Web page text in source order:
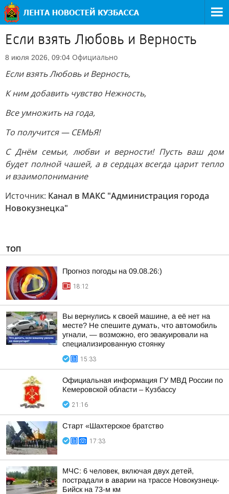
Если взять Любовь и Верность
8 июля 2026, 09:04 Официально
Если взять Любовь и Верность,
К ним добавить чувство Нежность,
Все умножить на года,
То получится — СЕМЬЯ!
С Днём семьи, любви и верности! Пусть ваш дом
будет полной чашей, а в сердцах всегда царит тепло
и взаимопонимание
Источник: Канал в МАКС "Администрация города
Новокузнецка"
ТОП
Прогноз погоды на 09.08.26:)
18:12
Вы вернулись к своей машине, а её нет на
месте? Не спешите думать, что автомобиль
угнали, — возможно, его эвакуировали на
специализированную стоянку
15:33
Официальная информация ГУ МВД России по
Кемеровской области – Кузбассу
21:16
Старт «Шахтерское братство
17:33
МЧС: 6 человек, включая двух детей,
пострадали в аварии на трассе Новокузнецк-
Бийск на 73-м км